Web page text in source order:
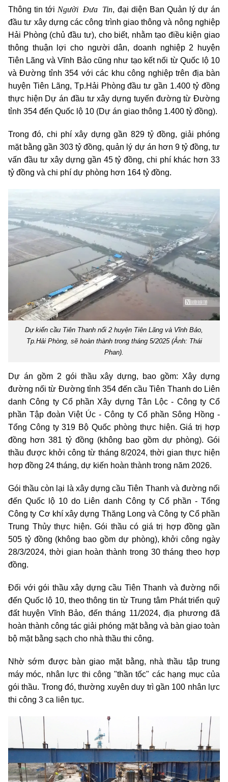
Thông tin tới Người Đưa Tin, đại diện Ban Quản lý dự án
đầu tư xây dựng các công trình giao thông và nông nghiệp
Hải Phòng (chủ đầu tư), cho biết, nhằm tạo điều kiện giao
thông thuận lợi cho người dân, doanh nghiệp 2 huyện
Tiên Lãng và Vĩnh Bảo cũng như tạo kết nối từ Quốc lộ 10
và Đường tỉnh 354 với các khu công nghiệp trên địa bàn
huyện Tiên Lãng, Tp.Hải Phòng đầu tư gần 1.400 tỷ đồng
thực hiện Dự án đầu tư xây dựng tuyến đường từ Đường
tỉnh 354 đến Quốc lộ 10 (Dự án giao thông 1.400 tỷ đồng).
Trong đó, chi phí xây dựng gần 829 tỷ đồng, giải phóng
mặt bằng gần 303 tỷ đồng, quản lý dự án hơn 9 tỷ đồng, tư
vấn đầu tư xây dựng gần 45 tỷ đồng, chi phí khác hơn 33
tỷ đồng và chi phí dự phòng hơn 164 tỷ đồng.
Dự kiến cầu Tiên Thanh nối 2 huyện Tiên Lãng và Vĩnh Bảo,
Tp.Hải Phòng, sẽ hoàn thành trong tháng 5/2025 (Ảnh: Thái
Phan).
Dự án gồm 2 gói thầu xây dựng, bao gồm: Xây dựng
đường nối từ Đường tỉnh 354 đến cầu Tiên Thanh do Liên
danh Công ty Cổ phần Xây dựng Tân Lộc - Công ty Cổ
phần Tập đoàn Việt Úc - Công ty Cổ phần Sông Hồng -
Tổng Công ty 319 Bộ Quốc phòng thực hiện. Giá trị hợp
đồng hơn 381 tỷ đồng (không bao gồm dự phòng). Gói
thầu được khởi công từ tháng 8/2024, thời gian thực hiện
hợp đồng 24 tháng, dự kiến hoàn thành trong năm 2026.
Gói thầu còn lại là xây dựng cầu Tiên Thanh và đường nối
đến Quốc lộ 10 do Liên danh Công ty Cổ phần - Tổng
Công ty Cơ khí xây dựng Thăng Long và Công ty Cổ phần
Trung Thủy thực hiện. Gói thầu có giá trị hợp đồng gần
505 tỷ đồng (không bao gồm dự phòng), khởi công ngày
28/3/2024, thời gian hoàn thành trong 30 tháng theo hợp
đồng.
Đối với gói thầu xây dựng cầu Tiên Thanh và đường nối
đến Quốc lộ 10, theo thông tin từ Trung tâm Phát triển quỹ
đất huyện Vĩnh Bảo, đến tháng 11/2024, địa phương đã
hoàn thành công tác giải phóng mặt bằng và bàn giao toàn
bộ mặt bằng sạch cho nhà thầu thi công.
Nhờ sớm được bàn giao mặt bằng, nhà thầu tập trung
máy móc, nhân lực thi công "thần tốc" các hạng mục của
gói thầu. Trong đó, thường xuyên duy trì gần 100 nhân lực
thi công 3 ca liên tục.